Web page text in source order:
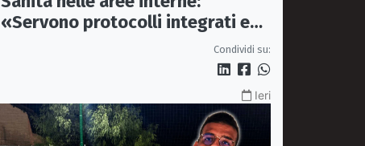
«Servono protocolli integrati e
mezzi dedicati per garantireCondividi su:
Ieri